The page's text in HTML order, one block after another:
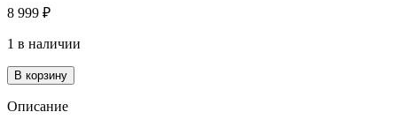
8 999 ₽
1 в наличии
Количество
товара
Велотрусы
В корзину
Описание